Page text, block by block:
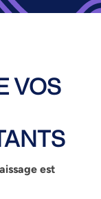
VOS
est